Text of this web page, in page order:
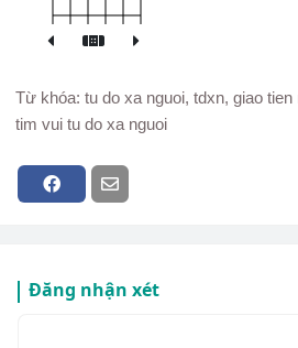
Từ khóa: tu do xa nguoi, tdxn, giao
tim vui tu do xa nguoi
Đăng nhận xét